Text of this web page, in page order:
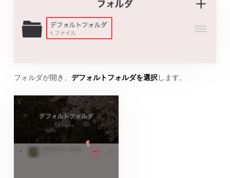
フォルダが開き、 デフォルトフォルダを選択します。